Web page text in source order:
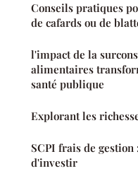
Conseils pratiques
de cafards ou de
l'impact de la
alimentaires
santé publique
Explorant les
SCPI frais de
d'investir